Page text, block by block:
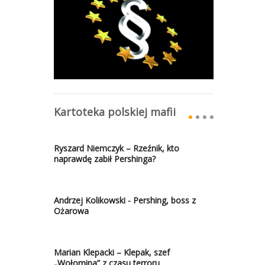
Kartoteka polskiej mafii
Ryszard Niemczyk – Rzeźnik, kto
naprawdę zabił Pershinga?
Andrzej Kolikowski - Pershing, boss z
Ożarowa
Marian Klepacki – Klepak, szef